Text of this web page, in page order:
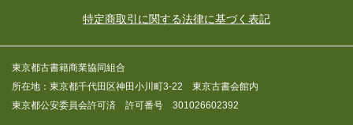
特定商取引に関する法律に基づく表記
東京都古書籍商業協同組合
所在地：東京都千代田区神田小川町3-22 東京古書会館内
東京都公安委員会許可済 許可番号 301026602392